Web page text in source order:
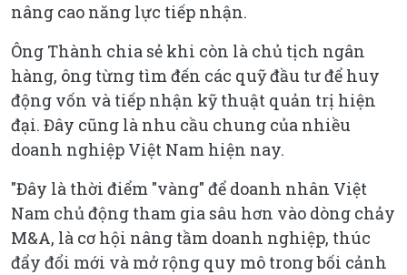
nâng cao năng lực tiếp nhận.
Ông Thành chia sẻ khi còn là chủ tịch ngân
hàng, ông từng tìm đến các quỹ đầu tư để huy
động vốn và tiếp nhận kỹ thuật quản trị hiện
đại. Đây cũng là nhu cầu chung của nhiều
doanh nghiệp Việt Nam hiện nay.
"Đây là thời điểm "vàng" để doanh nhân Việt
Nam chủ động tham gia sâu hơn vào dòng chảy
M&A, là cơ hội nâng tầm doanh nghiệp, thúc
đẩy đổi mới và mở rộng quy mô trong bối cảnh